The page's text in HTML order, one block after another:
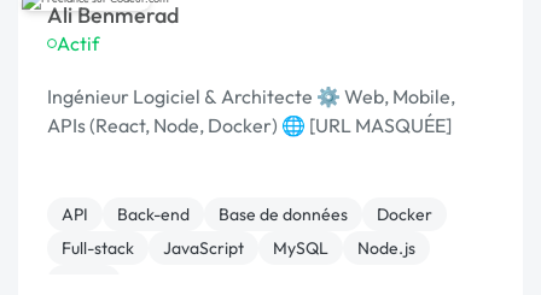
Ali Benmerad
Actif
Ingénieur Logiciel & Architecte ⚙️ Web, Mobile,
APIs (React, Node, Docker) 🌐 [URL MASQUÉE]
API Back-end Base de données
Docker
Full-stack
JavaScript MySQL
Node.js